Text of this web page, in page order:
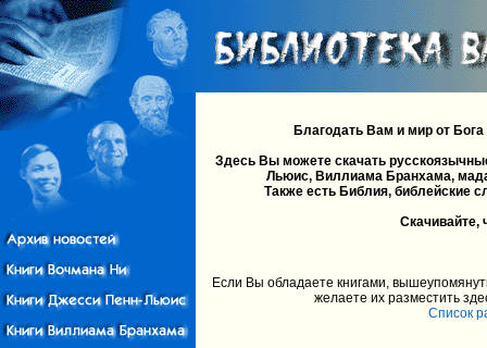
Благодать Вам и мир от
Здесь Вы можете скачать
Льюис, Виллиама Бранхама,
Также есть Библия, библейские
Скачивайте,
Если Вы обладаете книгами,
желаете их разместить
Список